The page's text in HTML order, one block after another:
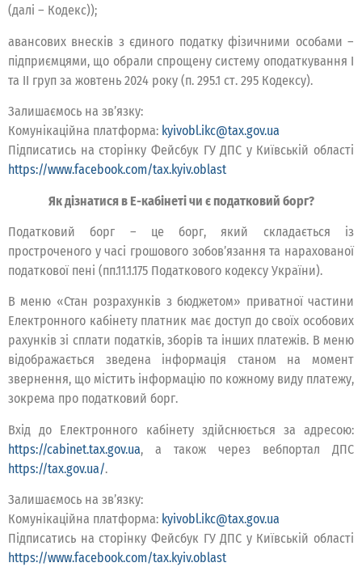
(далі – Кодекс));
авансових внесків з єдиного податку фізичними особами –
підприємцями, що обрали спрощену систему оподаткування І
та ІІ груп за жовтень 2024 року (п. 295.1 ст. 295 Кодексу).
Залишаємось на зв’язку:
Комунікаційна платформа: kyivobl.ikc@tax.gov.ua
Підписатись на сторінку Фейсбук ГУ ДПС у Київській області
https://www.facebook.com/tax.kyiv.oblast
Як дізнатися в Е-кабінеті чи є податковий борг?
Податковий борг – це борг, який складається із
простроченого у часі грошового зобов’язання та нарахованої
податкової пені (пп.11.1.175 Податкового кодексу України).
В меню «Стан розрахунків з бюджетом» приватної частини
Електронного кабінету платник має доступ до своїх особових
рахунків зі сплати податків, зборів та інших платежів. В меню
відображається зведена інформація станом на момент
звернення, що містить інформацію по кожному виду платежу,
зокрема про податковий борг.
Вхід до Електронного кабінету здійснюється за адресою:
https://cabinet.tax.gov.ua, а також через вебпортал ДПС
https://tax.gov.ua/.
Залишаємось на зв’язку:
Комунікаційна платформа: kyivobl.ikc@tax.gov.ua
Підписатись на сторінку Фейсбук ГУ ДПС у Київській області
https://www.facebook.com/tax.kyiv.oblast